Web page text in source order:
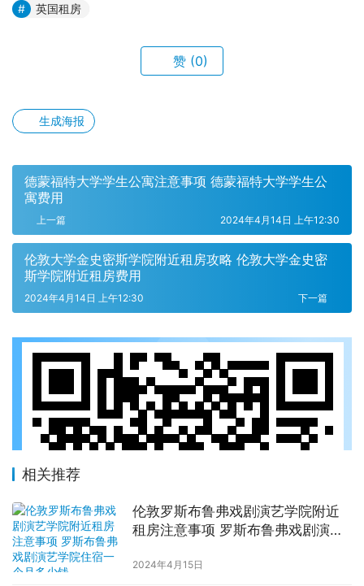
英国租房
赞 (0)
生成海报
德蒙福特大学学生公寓注意事项 德蒙福特大学学生公
寓费用
上一篇 2024年4月14日 上午12:30
伦敦大学金史密斯学院附近租房攻略 伦敦大学金史密
斯学院附近租房费用
下一篇
2024年4月14日 上午12:30
相关推荐
伦敦罗斯布鲁弗戏剧演艺学院附近
租房注意事项 罗斯布鲁弗戏剧演艺
2024年4月15日